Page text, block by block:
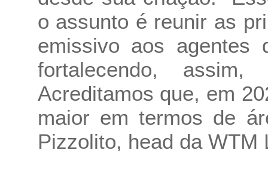
o assunto é reunir as
emissivo aos
fortalecendo,
Acreditamos que, em
maior em termos de
Pizzolito, head da WTM